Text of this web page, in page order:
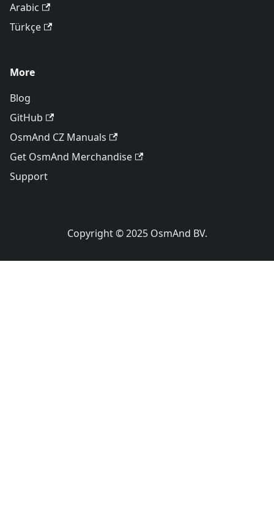
Arabic
Türkçe
More
Blog
GitHub
OsmAnd CZ Manuals
Get OsmAnd Merchandise
Support
Copyright © 2025 OsmAnd BV.